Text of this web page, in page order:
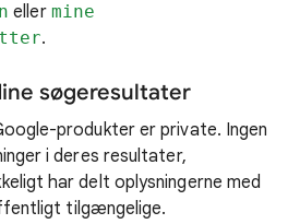
eller mine
.
søgeresultater
produkter er private. Ingen
i deres resultater,
har delt oplysningerne med
tilgængelige.